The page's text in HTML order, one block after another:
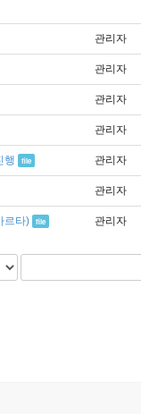
관리자
관리자
관리자
관리자
행 file 관리자
관리자
르타) file 관리자